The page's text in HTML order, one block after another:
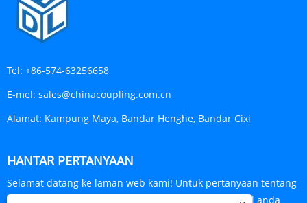
Tel: +86-574-63256658
E-mel: sales@chinacoupling.com.cn
Alamat: Kampung Maya, Bandar Henghe, Bandar Cixi
HANTAR PERTANYAAN
Selamat datang ke laman web kami! Untuk pertanyaan tentang
produk atau senarai harga kami, sila tinggalkan e-mel anda